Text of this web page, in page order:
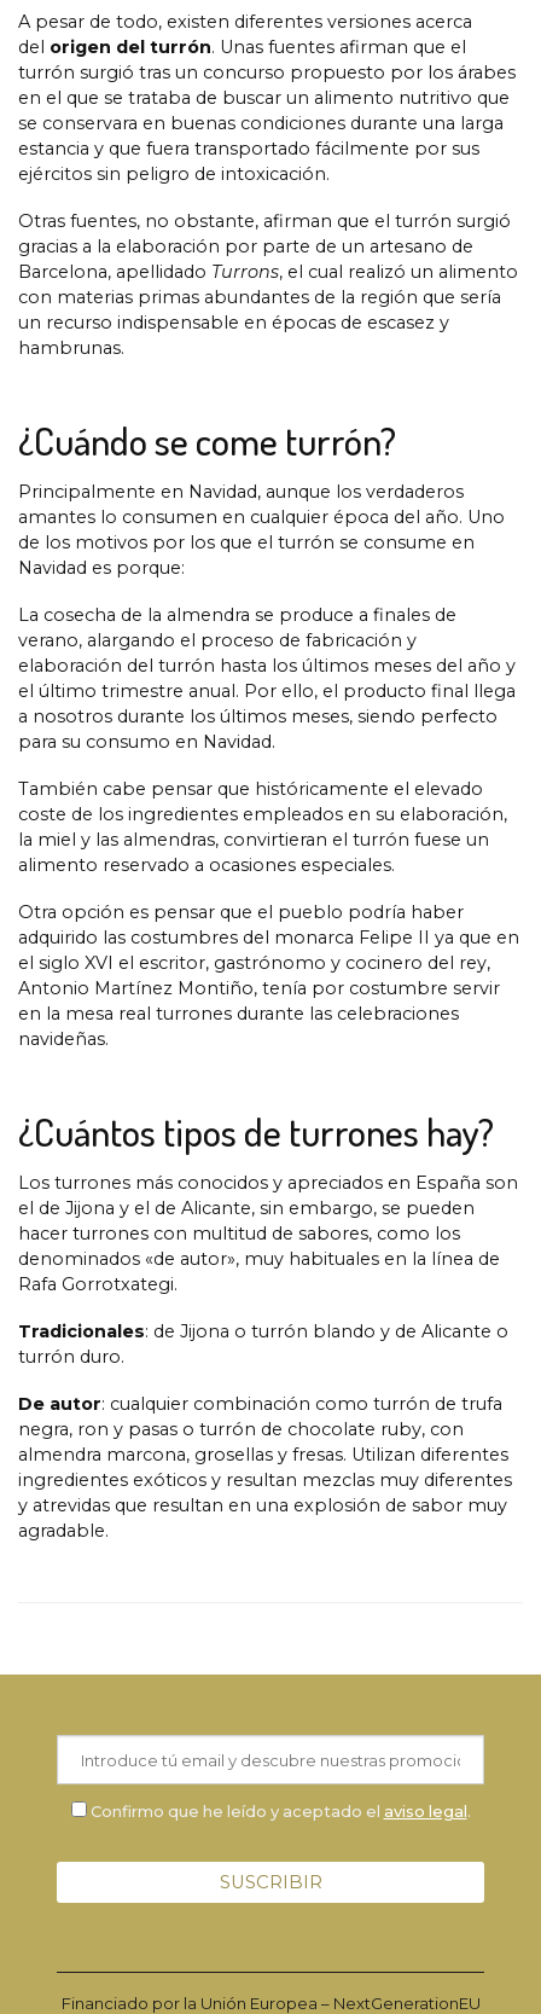
A pesar de todo, existen diferentes versiones acerca
del origen del turrón. Unas fuentes afirman que el
turrón surgió tras un concurso propuesto por los árabes
en el que se trataba de buscar un alimento nutritivo que
se conservara en buenas condiciones durante una larga
estancia y que fuera transportado fácilmente por sus
ejércitos sin peligro de intoxicación.
Otras fuentes, no obstante, afirman que el turrón surgió
gracias a la elaboración por parte de un artesano de
Barcelona, apellidado Turrons, el cual realizó un alimento
con materias primas abundantes de la región que sería
un recurso indispensable en épocas de escasez y
hambrunas.
¿Cuándo se come turrón?
Principalmente en Navidad, aunque los verdaderos
amantes lo consumen en cualquier época del año. Uno
de los motivos por los que el turrón se consume en
Navidad es porque:
La cosecha de la almendra se produce a finales de
verano, alargando el proceso de fabricación y
elaboración del turrón hasta los últimos meses del año y
el último trimestre anual. Por ello, el producto final llega
a nosotros durante los últimos meses, siendo perfecto
para su consumo en Navidad.
También cabe pensar que históricamente el elevado
coste de los ingredientes empleados en su elaboración,
la miel y las almendras, convirtieran el turrón fuese un
alimento reservado a ocasiones especiales.
Otra opción es pensar que el pueblo podría haber
adquirido las costumbres del monarca Felipe II ya que en
el siglo XVI el escritor, gastrónomo y cocinero del rey,
Antonio Martínez Montiño, tenía por costumbre servir
en la mesa real turrones durante las celebraciones
navideñas.
¿Cuántos tipos de turrones hay?
Los turrones más conocidos y apreciados en España son
el de Jijona y el de Alicante, sin embargo, se pueden
hacer turrones con multitud de sabores, como los
denominados «de autor», muy habituales en la línea de
Rafa Gorrotxategi.
Tradicionales: de Jijona o turrón blando y de Alicante o
turrón duro.
De autor: cualquier combinación como turrón de trufa
negra, ron y pasas o turrón de chocolate ruby, con
almendra marcona, grosellas y fresas. Utilizan diferentes
ingredientes exóticos y resultan mezclas muy diferentes
y atrevidas que resultan en una explosión de sabor muy
agradable.
Confirmo que he leído y aceptado el aviso legal.
Financiado por la Unión Europea – NextGenerationEU